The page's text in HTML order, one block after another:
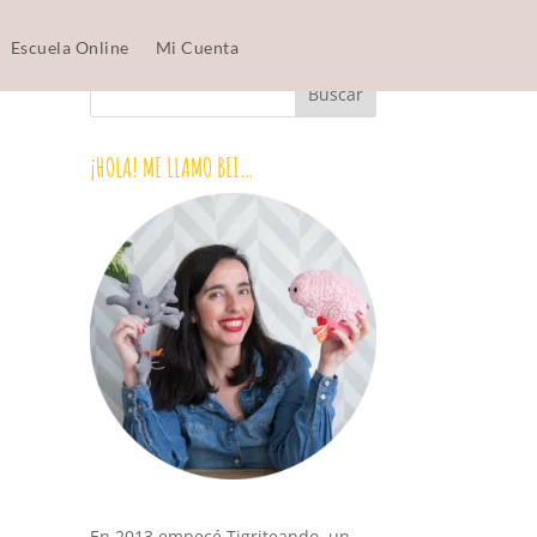
Escuela Online Mi Cuenta
¡HOLA! ME LLAMO BEI…